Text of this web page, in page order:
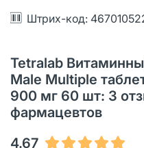
Штрих-код:
Tetralab
Male Multiple
900 мг 60 шт: 3
фармацевтов
4.67